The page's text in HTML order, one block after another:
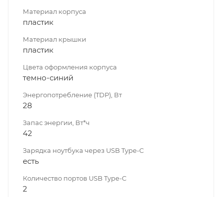
Материал корпуса
пластик
Материал крышки
пластик
Цвета оформления корпуса
темно-синий
Энергопотребление (TDP), Вт
28
Запас энергии, Вт*ч
42
Зарядка ноутбука через USB Type-C
есть
Количество портов USB Type-C
2